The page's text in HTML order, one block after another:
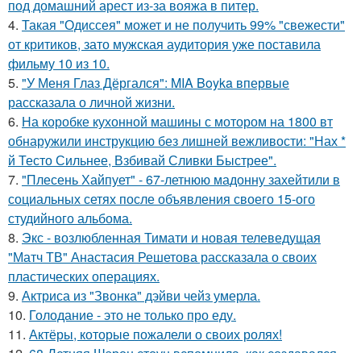
под домашний арест из-за вояжа в питер.
4. Такая "Одиссея" может и не получить 99% "свежести"
от критиков, зато мужская аудитория уже поставила
фильму 10 из 10.
5. "У Меня Глаз Дёргался": MIA Boyka впервые
рассказала о личной жизни.
6. На коробке кухонной машины с мотором на 1800 вт
обнаружили инструкцию без лишней вежливости: "Нах *
й Тесто Сильнее, Взбивай Сливки Быстрее".
7. "Плесень Хайпует" - 67-летнюю мадонну захейтили в
социальных сетях после объявления своего 15-ого
студийного альбома.
8. Экс - возлюбленная Тимати и новая телеведущая
"Матч ТВ" Анастасия Решетова рассказала о своих
пластических операциях.
9. Актриса из "Звонка" дэйви чейз умерла.
10. Голодание - это не только про еду.
11. Актёры, которые пожалели о своих ролях!